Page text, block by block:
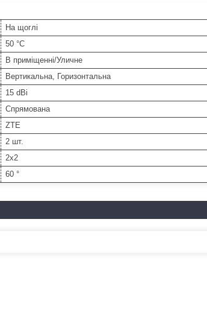
На щоглі
50 °С
В приміщенні/Уличне
Вертикальна, Горизонтальна
15 dBi
Спрямована
ZTE
2 шт.
2x2
60 °